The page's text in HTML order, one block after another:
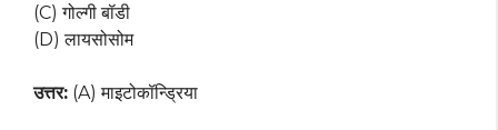
(C) गोल्गी बॉडी
(D) लायसोसोम
उत्तर: (A) माइटोकॉन्ड्रिया